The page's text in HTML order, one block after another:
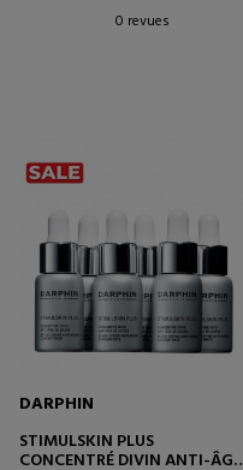
0 revues
DARPHIN
STIMULSKIN PLUS
CONCENTRÉ DIVIN ANTI-ÂGE